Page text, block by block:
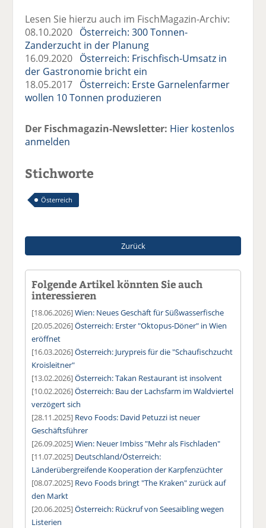
Lesen Sie hierzu auch im FischMagazin-Archiv:
08.10.2020 Österreich: 300 Tonnen-
Zanderzucht in der Planung
16.09.2020 Österreich: Frischfisch-Umsatz in
der Gastronomie bricht ein
18.05.2017 Österreich: Erste Garnelenfarmer
wollen 10 Tonnen produzieren
Der Fischmagazin-Newsletter: Hier kostenlos
anmelden
Stichworte
Österreich
Zurück
Folgende Artikel könnten Sie auch
interessieren
[18.06.2026]Wien: Neues Geschäft für Süßwasserfische
[20.05.2026]Österreich: Erster "Oktopus-Döner" in Wien
eröffnet
[16.03.2026]Österreich: Jurypreis für die "Schaufischzucht
Kroisleitner"
[13.02.2026]Österreich: Takan Restaurant ist insolvent
[10.02.2026]Österreich: Bau der Lachsfarm im Waldviertel
verzögert sich
[28.11.2025] Revo Foods: David Petuzzi ist neuer
Geschäftsführer
[26.09.2025]Wien: Neuer Imbiss "Mehr als Fischladen"
[11.07.2025] Deutschland/Österreich:
Länderübergreifende Kooperation der Karpfenzüchter
[08.07.2025] Revo Foods bringt "The Kraken" zurück auf
den Markt
[20.06.2025]Österreich: Rückruf von Seesaibling wegen
Listerien